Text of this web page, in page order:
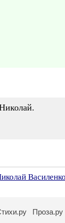
Проза.ру